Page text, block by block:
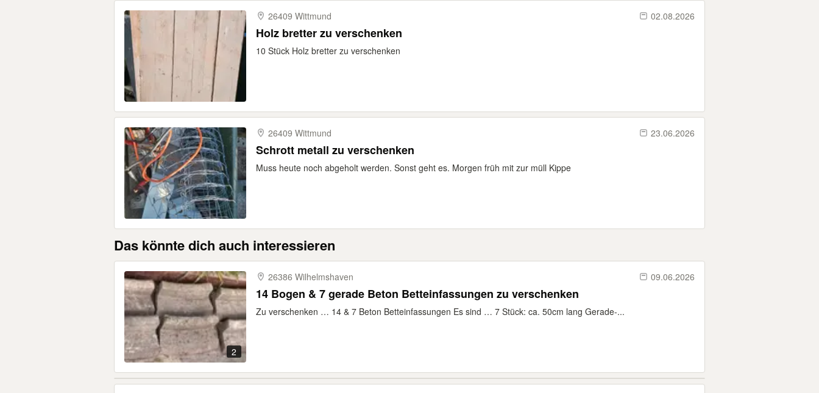
26409 Wittmund 02.08.2026
Holz bretter zu verschenken
10 Stück Holz bretter zu verschenken
26409 Wittmund 23.06.2026
Schrott metall zu verschenken
Muss heute noch abgeholt werden. Sonst geht es. Morgen früh mit zur müll Kippe
Das könnte dich auch interessieren
2
26386 Wilhelmshaven 09.06.2026
14 Bogen & 7 gerade Beton Betteinfassungen zu verschenken
Zu verschenken … 14 & 7 Beton Betteinfassungen Es sind … 7 Stück: ca. 50cm lang Gerade-...